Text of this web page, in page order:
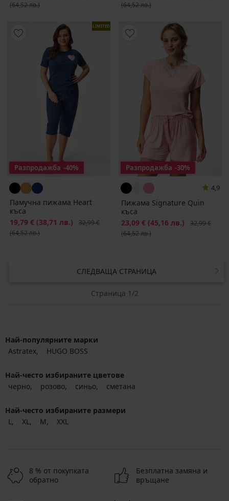
(64,52 лв.)
(64,52 лв.)
LIMITED
Разпродажба -40%
Памучна пижама Heart
къса
Намаление
19,79 € (38,71 лв.) Първоначална цена
32,99 €
(64,52 лв.)
Разпродажба -30%
4,9
Пижама Signature Quin
къса
Намаление
23,09 € (45,16 лв.)
32,99 €
(64,52 лв.)
СЛЕДВАЩА СТРАНИЦА
Страница 1/2
Най-популярните марки
Astratex
HUGO BOSS
Най-често избираните цветове
черно
розово синьо сметана
Най-често избираните размери
L
XL M XXL
8 % от покупката
обратно
Безплатна замяна и
връщане